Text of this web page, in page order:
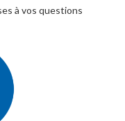
à vos questions